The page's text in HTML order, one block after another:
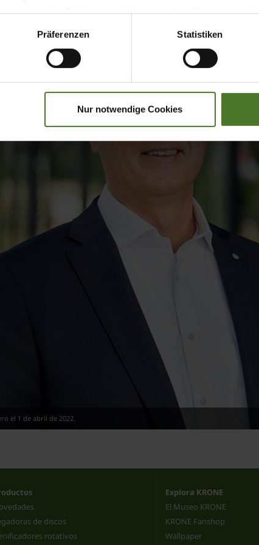
wodurch das Risiko von behördlichen Zugriffen bzw. von
Präferenzen Statistiken
Nur notwendige Cookies
el 1 de abril de 2022.
de discos
rotativos
Explora KRONE
El Museo KRONE
KRONE Fanshop
Wallpaper